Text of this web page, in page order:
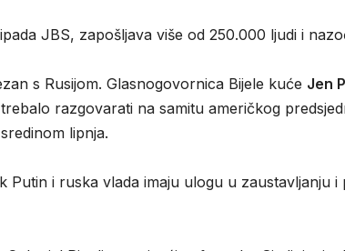
JBS, zapošljava više od 250.000 ljudi i
s Rusijom. Glasnogovornica Bijele kuće Jen
razgovarati na samitu američkog
sredinom lipnja.
Putin i ruska vlada imaju ulogu u zaustavljanju